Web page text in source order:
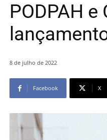
PODPAH
8 de julho de 2022
Facebook X